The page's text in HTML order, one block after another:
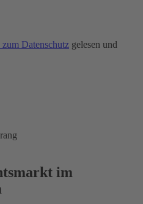
Datenschutz gelesen und
im